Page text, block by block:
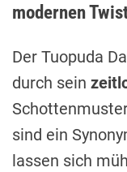
modernen
Der Tuopuda
durch sein
sind ein
lassen sich